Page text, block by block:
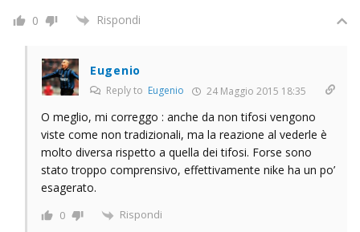
0 Rispondi
Eugenio
Reply to Eugenio 24 Maggio 2015 18:35
O meglio, mi correggo : anche da non tifosi vengono
viste come non tradizionali, ma la reazione al vederle è
molto diversa rispetto a quella dei tifosi. Forse sono
stato troppo comprensivo, effettivamente nike ha un po’
esagerato.
0 Rispondi